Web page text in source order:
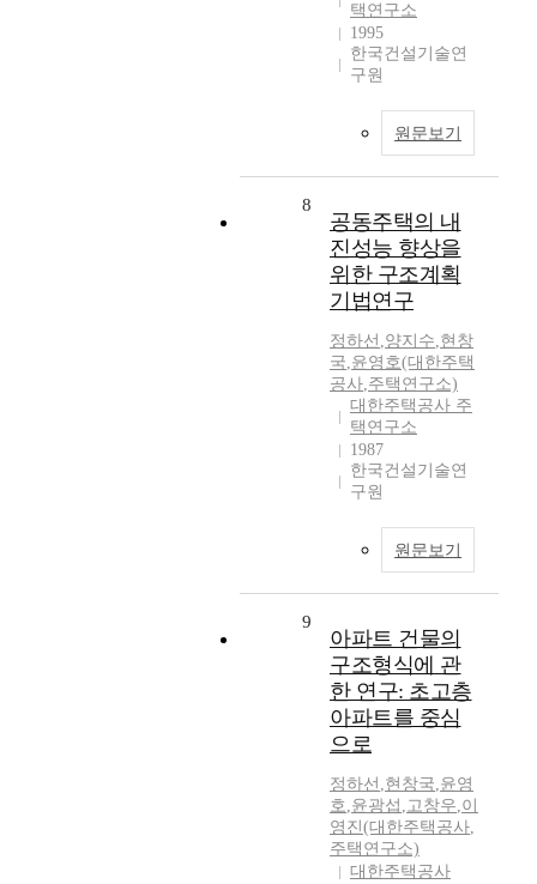
택연구소
1995
한국건설기술연
구원
원문보기
8
공동주택의 내
진성능 향상을
위한 구조계획
기법연구
정하선 ,양지수,현창
국,윤영호(대한주택
공사,주택연구소)
대한주택공사 주
택연구소
1987
한국건설기술연
구원
원문보기
9
아파트 건물의
구조형식에 관
한 연구: 초고층
아파트를 중심
으로
정하선 ,현창국,윤영
호,윤광섭 ,고창우,이
영진(대한주택공사,
주택연구소)
대한주택공사